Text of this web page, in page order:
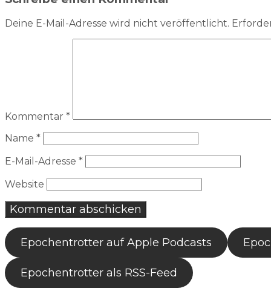
Deine E-Mail-Adresse wird nicht veröffentlicht.
Kommentar *
Name *
E-Mail-Adresse *
Website
Epochentrotter auf Apple Podcasts
Epochentrotter als RSS-Feed